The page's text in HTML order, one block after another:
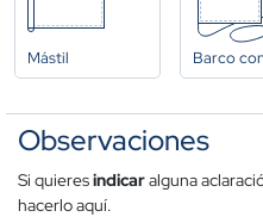
Mástil Barco
Observaciones
Si quieresindicaralguna
hacerlo aquí.